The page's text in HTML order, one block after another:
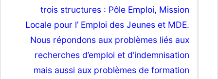
trois structures : Pôle Emploi, Mission
Locale pour l’ Emploi des Jeunes et MDE.
Nous répondons aux problèmes liés aux
recherches d’emploi et d’indemnisation
mais aussi aux problèmes de formation